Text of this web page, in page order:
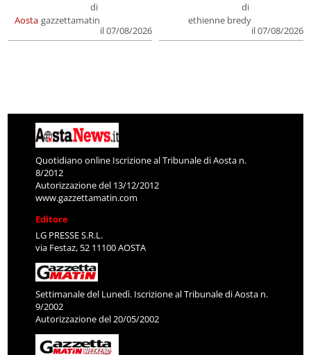
Aosta
di
gazzettamatin
il 07/08/2026
di
ethienne bredy
il 07/08/2026
Quotidiano online Iscrizione al Tribunale di Aosta n.
8/2012
Autorizzazione del 13/12/2012
www.gazzettamatin.com
Editore
LG PRESSE S.R.L.
via Festaz, 52 11100 AOSTA
Settimanale del Lunedì. Iscrizione al Tribunale di Aosta n.
9/2002
Autorizzazione del 20/05/2002